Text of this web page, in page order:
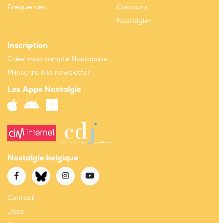
Fréquences
Concours
Nostalgie+
Inscription
Créer mon compte Nostapass
M'inscrire à la newsletter
Les Apps Nostalgie
Nostalgie belgique
Contact
Jobs